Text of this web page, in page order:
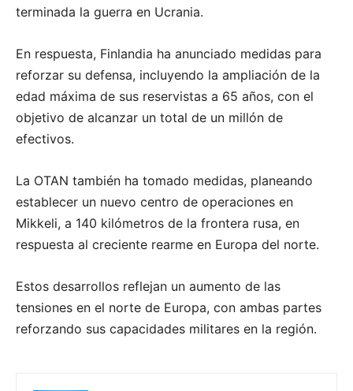
terminada la guerra en Ucrania.
En respuesta, Finlandia ha anunciado medidas para
reforzar su defensa, incluyendo la ampliación de la
edad máxima de sus reservistas a 65 años, con el
objetivo de alcanzar un total de un millón de
efectivos.
La OTAN también ha tomado medidas, planeando
establecer un nuevo centro de operaciones en
Mikkeli, a 140 kilómetros de la frontera rusa, en
respuesta al creciente rearme en Europa del norte.
Estos desarrollos reflejan un aumento de las
tensiones en el norte de Europa, con ambas partes
reforzando sus capacidades militares en la región.